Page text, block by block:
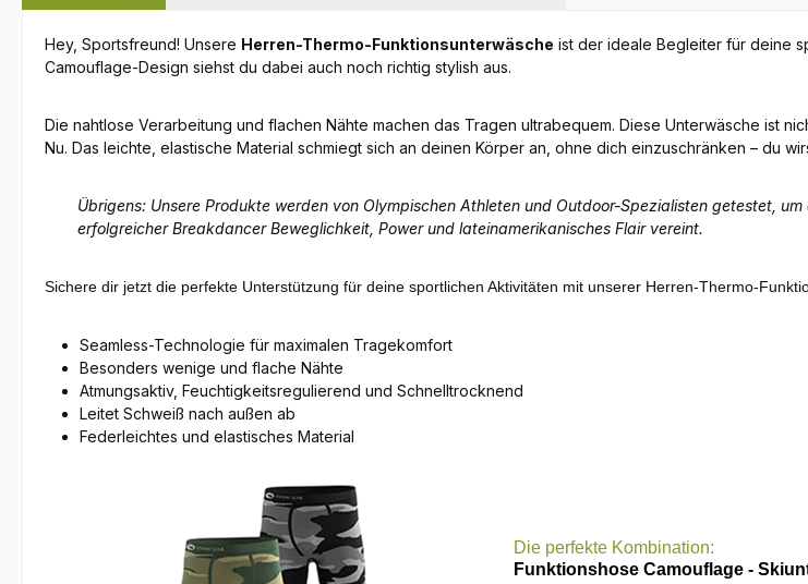
Hey, Sportsfreund! Unsere Herren-Thermo-Funktionsunterwäsche ist der ideale Begleiter für deine
Camouflage-Design siehst du dabei auch noch richtig stylish aus.
Die nahtlose Verarbeitung und flachen Nähte machen das Tragen ultrabequem. Diese Unterwäsche ist
Nu. Das leichte, elastische Material schmiegt sich an deinen Körper an, ohne dich einzuschränken – du
Übrigens: Unsere Produkte werden von Olympischen Athleten und Outdoor-Spezialisten getestet,
erfolgreicher Breakdancer Beweglichkeit, Power und lateinamerikanisches Flair vereint.
Sichere dir jetzt die perfekte Unterstützung für deine sportlichen Aktivitäten mit unserer Herren-Thermo-
Seamless-Technologie für maximalen Tragekomfort
Besonders wenige und flache Nähte
Atmungsaktiv, Feuchtigkeitsregulierend und Schnelltrocknend
Leitet Schweiß nach außen ab
Federleichtes und elastisches Material
Die perfekte Kombination:
Funktionshose Camouflage -